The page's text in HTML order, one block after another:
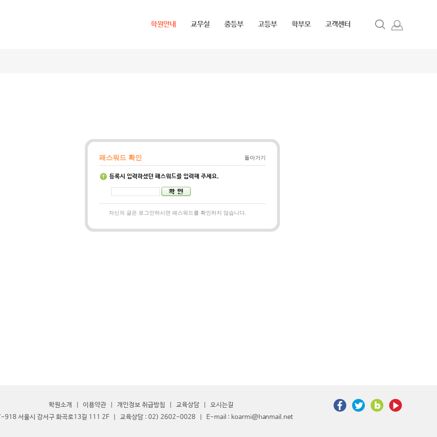
학원안내 교무실 중등부 고등부 학부모 고객센터
패스워드 확인 돌아가기
등록시 입력하셨던 패스워드를 입력해 주세요.
자신의 글은 로그인하시면 패스워드를 확인하지 않습니다.
학원소개 이용약관| 개인정보 취급방침 교육상담| 오시는길
918 서울시 강서구 화곡로13길 111 2F | 교육상담 : 02) 2602-0028 | E-mail : koarmi@hanmail.net